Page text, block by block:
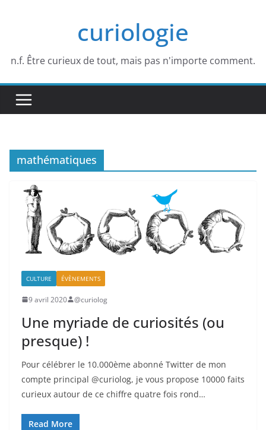
curiologie
n.f. Être curieux de tout, mais pas n'importe comment.
mathématiques
CULTURE ÉVÈNEMENTS
9 avril 2020 @curiolog
Une myriade de curiosités (ou
presque) !
Pour célébrer le 10.000ème abonné Twitter de mon
compte principal @curiolog, je vous propose 10000 faits
curieux autour de ce chiffre quatre fois rond…
Read More